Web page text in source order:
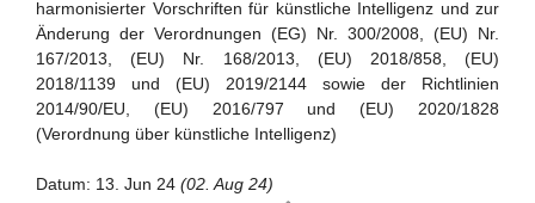
Artikel 94 - Verfahrensrechte der Wirtschaftsakteure des
KI-Modells mit allgemeinem Verwendungszweck
harmonisierter Vorschriften für künstliche Intelligenz und zur
Änderung der Verordnungen (EG) Nr. 300/2008, (EU) Nr.
167/2013, (EU) Nr. 168/2013, (EU) 2018/858, (EU)
2018/1139 und (EU) 2019/2144 sowie der Richtlinien
2014/90/EU, (EU) 2016/797 und (EU) 2020/1828
(Verordnung über künstliche Intelligenz)
Datum: 13. Jun 24 (02. Aug 24)